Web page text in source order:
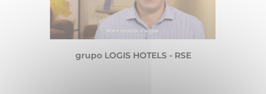
grupo LOGIS HOTELS - RSE